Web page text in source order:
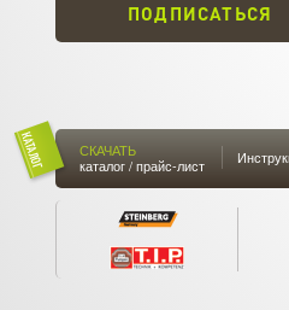
ПОДПИСАТЬСЯ
СКАЧАТЬ
каталог / прайс-лист